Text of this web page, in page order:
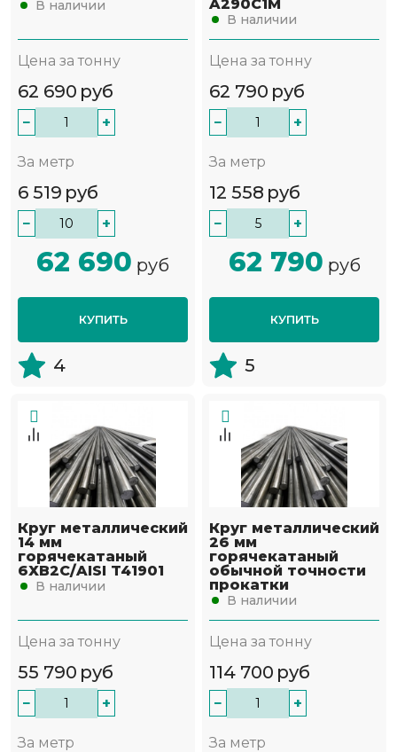
В наличии
Цена за тонну
62 690 руб
− +
За метр
6 519 руб
− +
62 690 руб
КУПИТЬ
4
A290C1M
В наличии
Цена за тонну
62 790 руб
− +
За метр
12 558 руб
− +
62 790 руб
КУПИТЬ
5
Круг металлический
14 мм
горячекатаный
6ХВ2С/AISI T41901
В наличии
Цена за тонну
55 790 руб
− +
За метр
Круг металлический
26 мм
горячекатаный
обычной точности
прокатки
В наличии
Цена за тонну
114 700 руб
− +
За метр